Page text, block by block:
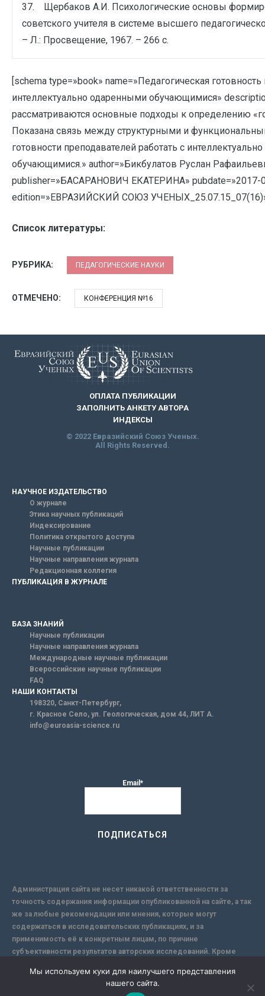
37. Щербаков А.И. Психологические основы
советского учителя в системе высшего
– Л.: Просвещение, 1967. – 266 с.
[schema type=»book» name=»Педагогическая готовность
интеллектуально одаренными обучающимися»
рассматриваются основные подходы к определению
Показана связь между структурными и
готовности преподавателей работать с
обучающимися.» author=»Бикбулатов Руслан
publisher=»БАСАРАНОВИЧ ЕКАТЕРИНА» pubdate=»2017-
edition=»ЕВРАЗИЙСКИЙ СОЮЗ
Список литературы:
РУБРИКА: ПЕДАГОГИЧЕСКИЕ НАУКИ
ОТМЕЧЕНО: КОНФЕРЕНЦИЯ №16
ОПЛАТА ПУБЛИКАЦИИ
ЗАПОЛНИТЬ АНКЕТУ АВТОРА
ИНДЕКСЫ
© 2022 Евразийский Союз Ученых.
All Rights Reserved.
НАУЧНОЕ ИЗДАТЕЛЬСТВО
О журнале
Этика научных публикаций
Индексирование
Политика открытого доступа
Научные публикации
Научные направления журнала
Редакционная коллегия
ПУБЛИКАЦИЯ В ЖУРНАЛЕ
БАЗА ЗНАНИЙ
Научные публикации
Научные направления журнала
Международные научные публикации
Всероссийские научные публикации
FAQ
НАШИ КОНТАКТЫ
198320, Санкт-Петербург,
г. Красное Село, ул. Геологическая, дом 44, ЛИТ А.
info@euroasia-science.ru
Email*
Администрация сайта не несет никакой ответственности за
точность содержания информации опубликованной на сайте, а так
же за любые рекомендации или мнения, которые могут
содержаться в исследовательских публикациях, и за
применимость её к конкретным лицам, по причине
субъективности результатов авторских исследований. Кроме
надежной защиты информации, Сайт не несет ответственности за
Мы используем куки для наилучшего представления
нашего сайта.